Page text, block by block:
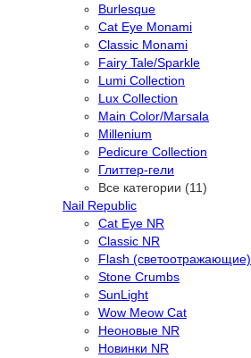
Burlesque
Cat Eye Monami
Classic Monami
Fairy Tale/Sparkle
Lumi Collection
Lux Collection
Main Color/Marsala
Millenium
Pedicure Collection
Глиттер-гели
Все категории (11)
Nail Republic
Cat Eye NR
Classic NR
Flash (светоотражающие)
Stone Crumbs
SunLight
Wow Meow Cat
Неоновые NR
Новинки NR